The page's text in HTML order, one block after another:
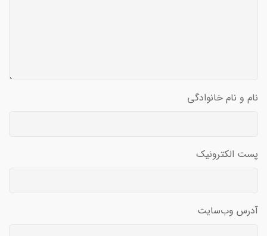
نام و نام خانوادگی
پست الکترونیک
آدرس وب‌سایت